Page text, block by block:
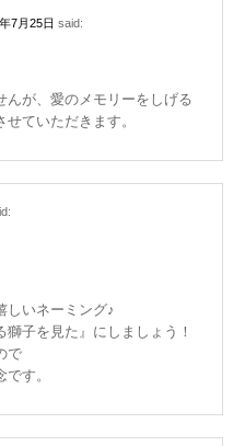
7月25日 said:
んが、愛のメモリーをしげる
ていただきます。
しいネーミング♪
子を見た』にしましょう！
で
す。